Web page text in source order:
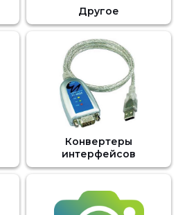
Другое
Конвертеры
интерфейсов